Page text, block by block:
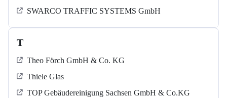
SWARCO TRAFFIC SYSTEMS GmbH
T
Theo Förch GmbH & Co. KG
Thiele Glas
TOP Gebäudereinigung Sachsen GmbH & Co.KG